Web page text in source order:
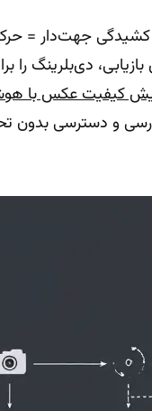
بازیابی، دی‌بلرینگ
کیفیت عکس با
فارسی و دسترسی